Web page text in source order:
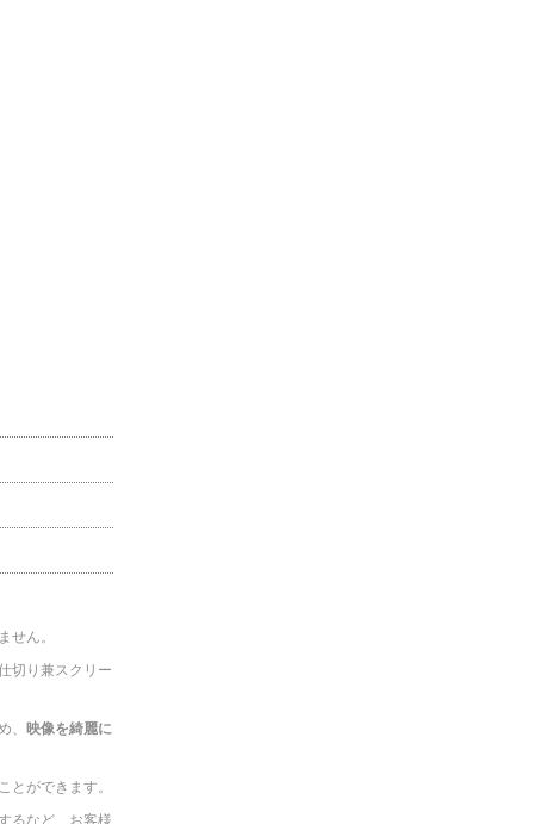
せん。
切り兼スクリー
、 映像を綺麗に
とができます。
るなど、お客様